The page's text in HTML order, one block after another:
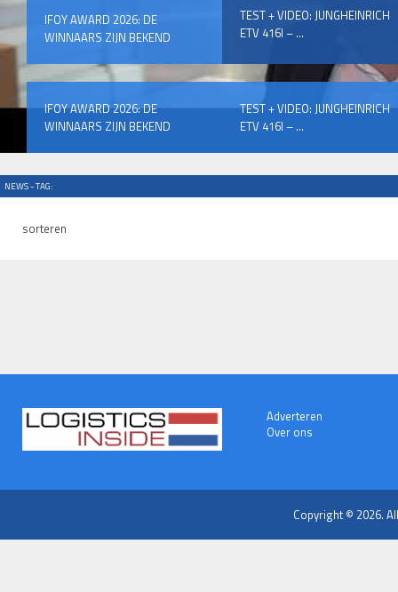
IFOY AWARD 2026: DE
WINNAARS ZIJN BEKEND
TEST + VIDEO: JUNGHEINRICH
ETV 416I – ...
IFOY AWARD 2026: DE
WINNAARS ZIJN BEKEND
TEST + VIDEO: JUNGHEINRICH
ETV 416I – ...
NEWS - TAG:
sorteren
Adverteren
Over ons
Copyright © 2026.